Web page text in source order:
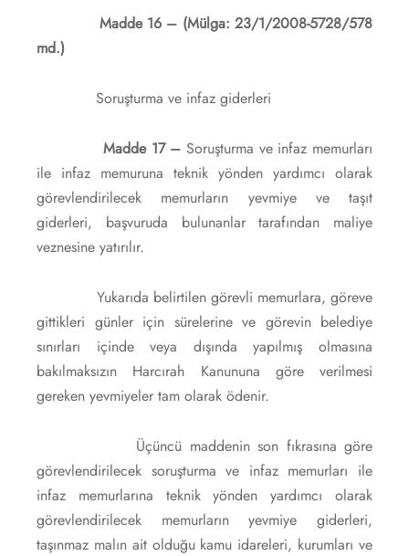
Madde 16 – (Mülga: 23/1/2008-5728/578
md.)
Soruşturma ve infaz giderleri
Madde 17 –Soruşturma ve infaz memurları
ile infaz memuruna teknik yönden yardımcı olarak
görevlendirilecek memurların yevmiye ve taşıt
giderleri, başvuruda bulunanlar tarafından maliye
veznesine yatırılır.
Yukarıda belirtilen görevli memurlara, göreve
gittikleri günler için sürelerine ve görevin belediye
sınırları içinde veya dışında yapılmış olmasına
bakılmaksızın Harcırah Kanununa göre verilmesi
gereken yevmiyeler tam olarak ödenir.
Üçüncü maddenin son fıkrasına göre
görevlendirilecek soruşturma ve infaz memurları ile
infaz memurlarına teknik yönden yardımcı olarak
görevlendirilecek memurların yevmiye giderleri,
taşınmaz malın ait olduğu kamu idareleri, kurumları ve